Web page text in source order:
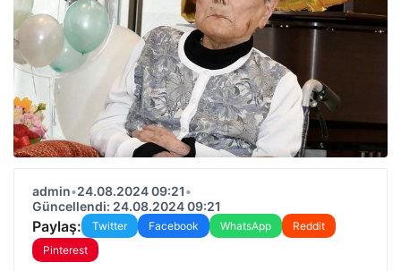
admin•24.08.2024 09:21•
Güncellendi: 24.08.2024 09:21
Paylaş: Twitter Facebook WhatsApp
Reddit
Pinterest